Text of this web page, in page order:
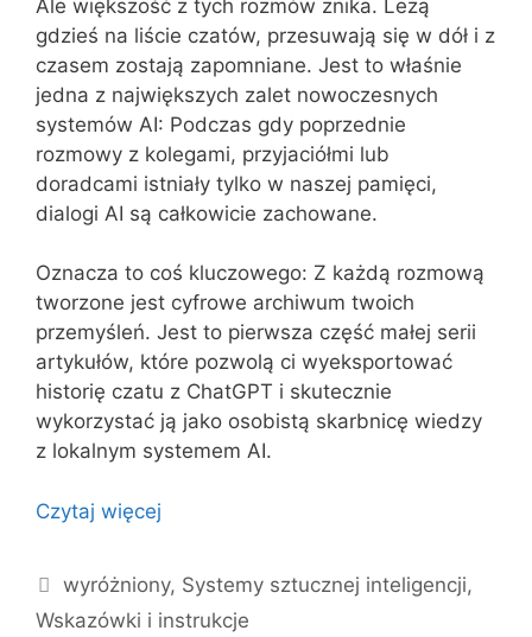
Ale większość z tych rozmów znika. Leżą
gdzieś na liście czatów, przesuwają się w dół i z
czasem zostają zapomniane. Jest to właśnie
jedna z największych zalet nowoczesnych
systemów AI: Podczas gdy poprzednie
rozmowy z kolegami, przyjaciółmi lub
doradcami istniały tylko w naszej pamięci,
dialogi AI są całkowicie zachowane.
Oznacza to coś kluczowego: Z każdą rozmową
tworzone jest cyfrowe archiwum twoich
przemyśleń. Jest to pierwsza część małej serii
artykułów, które pozwolą ci wyeksportować
historię czatu z ChatGPT i skutecznie
wykorzystać ją jako osobistą skarbnicę wiedzy
z lokalnym systemem AI.
Czytaj więcej
Kategorie
wyróżniony, Systemy sztucznej inteligencji,
Wskazówki i instrukcje